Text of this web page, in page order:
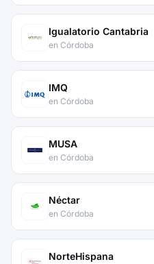
Igualatorio Cantabria
en Córdoba
IMQ
en Córdoba
MUSA
en Córdoba
Néctar
en Córdoba
NorteHispana